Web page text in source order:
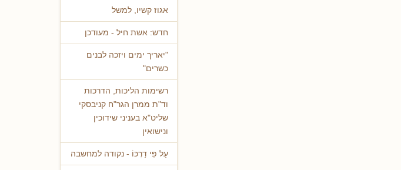
אגוז קשיו, למשל
חדש: אשת חיל - מעודכן
"יאריך ימים ויזכה לבנים
כשרים"
רשימות הליכות, הדרכות
וד"ת ממרן הגר"ח קניבסקי
שליט"א בעניני שידוכין
ונישואין
עַל פִּי דַרְכּוֹ - נקודה למחשבה